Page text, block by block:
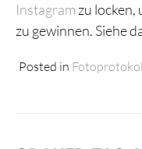
Instagram zu locken,
zu gewinnen. Siehe
Posted in